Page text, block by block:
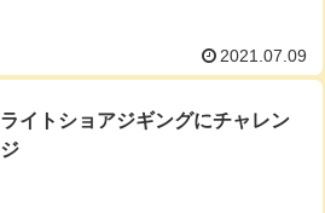
2021.07.09
ライトショアジギングにチャレン
ジ